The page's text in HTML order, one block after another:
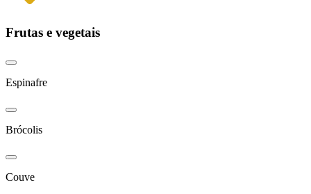
Frutas e vegetais
Espinafre
Brócolis
Couve